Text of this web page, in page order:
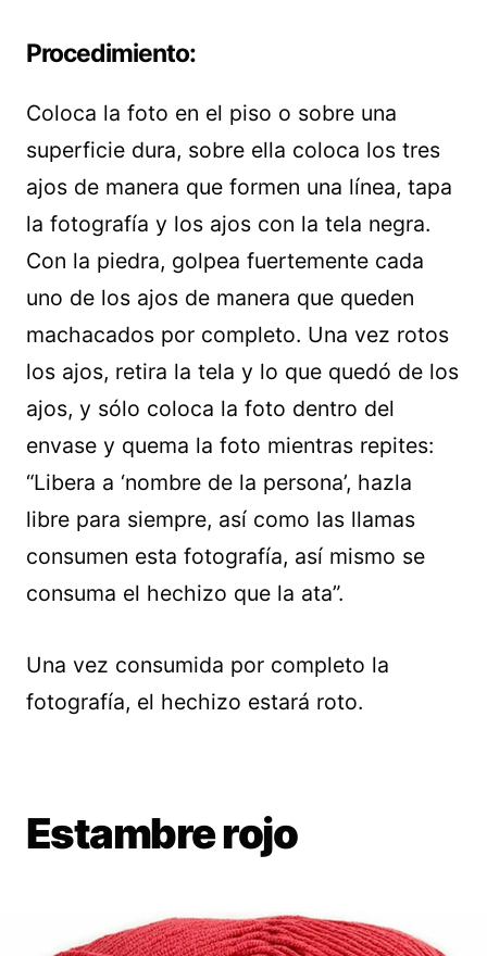
Procedimiento:
Coloca la foto en el piso o sobre una
superficie dura, sobre ella coloca los tres
ajos de manera que formen una línea, tapa
la fotografía y los ajos con la tela negra.
Con la piedra, golpea fuertemente cada
uno de los ajos de manera que queden
machacados por completo. Una vez rotos
los ajos, retira la tela y lo que quedó de los
ajos, y sólo coloca la foto dentro del
envase y quema la foto mientras repites:
“Libera a ‘nombre de la persona’, hazla
libre para siempre, así como las llamas
consumen esta fotografía, así mismo se
consuma el hechizo que la ata”.
Una vez consumida por completo la
fotografía, el hechizo estará roto.
Estambre rojo